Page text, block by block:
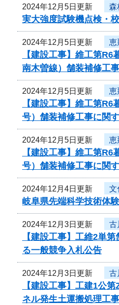
2024年12月5日更新 森
実大強度試験機点検・
2024年12月5日更新 恵
【建設工事】維工第
南木曽線）舗装補修工
2024年12月5日更新 恵
【建設工事】維工第
号）舗装補修工事に関
2024年12月5日更新 恵
【建設工事】維工第
号）舗装補修工事に関
2024年12月4日更新 文
岐阜県先端科学技術体
2024年12月3日更新 古
【建設工事】工維2単
る一般競争入札公告
2024年12月3日更新 古
【建設工事】工建1公
ネル発生土運搬処理工